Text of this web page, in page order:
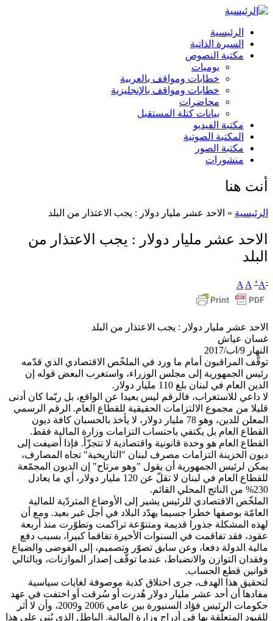
الرئيسية
السيرة الذاتية
مكتبة النصوص
يوميات
خطابات ومواقف بالعربية
خطابات ومواقف بالإنجليزية
محاضرات
بيانات كتلة المستقبل
مكتبة الفيديو
المكتبة الصوتية
مكتبة الصور
منشورات
أنت هنا
الرئيسية » الاحد عشر مليار دولار : يجب الاعتذار من البلد
الاحد عشر مليار دولار : يجب الاعتذار من
البلد
-
A A +A
الاحد عشر مليار دولار : يجب الاعتذار من البلد
غسان عياش
النهار 9/اب/2017
توقّف المراقبون أمام ما ورد في الملخّص الاقتصادي الذي قدّمه
رئيس الجمهورية إلى مجلس الوزراء، واستغرب البعض قوله إن
الدين العام في لبنان بلغ 110 مليار دولار.
لا داعي للاستغراب، فالرقم ليس بعيدا عن الواقع، بل ربّما كان أدنى
قليلا من مجموع الالتزامات الحقيقية للقطاع العام. الرقم الرسمي
المعلن للدين، وهو 78 مليار دولار، لا يأخذ بالحسبان كافة ديون
القطاع العام بل يكتفي باحتساب التزامات وزارة المالية فقط.
القطاع العام هو وحدة قانونية واقتصادية لا تتجزّأ. فإذا أضيفت إلى
ديون الخزينة التزامات مصرف لبنان "التاريخية" تجاه المصارف،
يمكن لرئيس الجمهورية أن يقول "وهو مرتاح" إن الديون المجمّعة
للقطاع العام في لبنان لا تقلّ عن 120 مليار دولار، أي ما يعادل
230% من الناتج المحلي القائم.
الملخّص الاقتصادي للرئيس يشير إلى الأوضاع المتردّية للمالية
العامّة بوصفها خطرا جسيما يهدّد البلاد في أجل غير بعيد. ومع أن
لهذه المشكلة جذورا قديمة ومتنوّعة تراكمت وتطوّرت منذ أربعة
عقود، فقد تفاقمت في السنوات الأخيرة تفاقما كبيرا، بسبب دفع
مالية الدولة دفعا، وعن سابق تصوّر وتصميم، إلى الفوضى والضياع
وفقدان التوازن والانضباط، عندما توقّف إصدار الموازنات، وبالتالي
قوانين قطع الحساب.
لتحقيق هذا الهدف، جرى اختلاق كذبة موصوفة لغايات سياسية
مفادها أن أحد عشر مليار دولار هُدرت أو سُرقت أو اختفت في عهد
حكومات الرئيس فؤاد السنيورة بين عامي 2006 و2009، وأن لا أثر
للقيود المتعلّقة بها في أدراج وزارة المالية. الباطل الذي بُني على هذا